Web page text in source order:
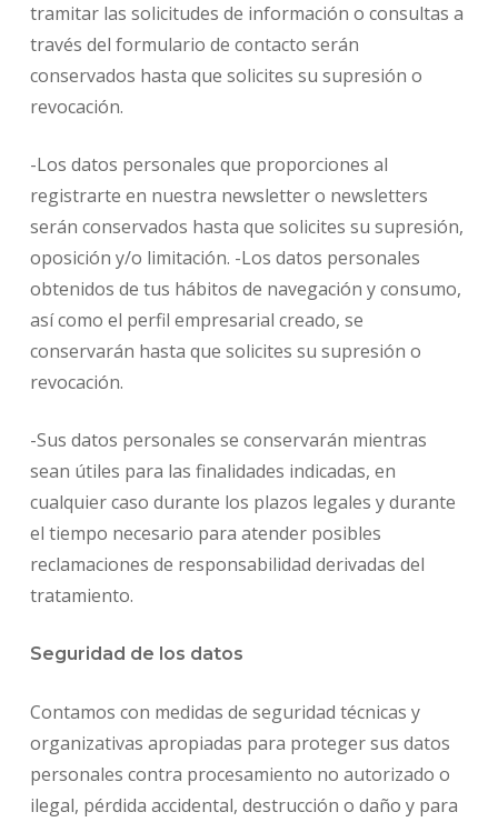
tramitar las solicitudes de información o consultas a
través del formulario de contacto serán
conservados hasta que solicites su supresión o
revocación.
-Los datos personales que proporciones al
registrarte en nuestra newsletter o newsletters
serán conservados hasta que solicites su supresión,
oposición y/o limitación. -Los datos personales
obtenidos de tus hábitos de navegación y consumo,
así como el perfil empresarial creado, se
conservarán hasta que solicites su supresión o
revocación.
-Sus datos personales se conservarán mientras
sean útiles para las finalidades indicadas, en
cualquier caso durante los plazos legales y durante
el tiempo necesario para atender posibles
reclamaciones de responsabilidad derivadas del
tratamiento.
Seguridad de los datos
Contamos con medidas de seguridad técnicas y
organizativas apropiadas para proteger sus datos
personales contra procesamiento no autorizado o
ilegal, pérdida accidental, destrucción o daño y para